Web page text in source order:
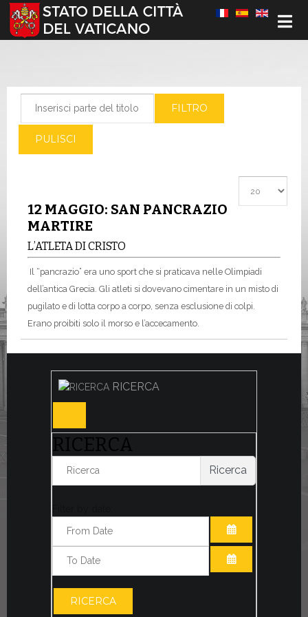
Seleziona la tua lingua
FILTRO
PULISCI
12 MAGGIO: SAN PANCRAZIO
MARTIRE
L’ATLETA DI CRISTO
Il “pancrazio” era uno sport che si praticava nelle Olimpiadi
dell’antica Grecia. Gli atleti si dovevano cimentare in un misto di
pugilato e di lotta corpo a corpo, senza esclusione di colpi.
Erano proibiti solo il morso e l’accecamento.
RICERCA
RICERCA
Ricerca
APRI IL
RICERCA